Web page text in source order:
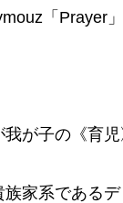
「Prayer」
が子の《育
家系である